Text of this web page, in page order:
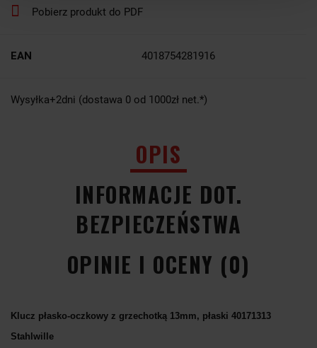
Pobierz produkt do PDF
EAN 4018754281916
Wysyłka+2dni (dostawa 0 od 1000zł net.*)
OPIS
INFORMACJE DOT.
BEZPIECZEŃSTWA
OPINIE I OCENY (0)
Klucz płasko-oczkowy z grzechotką 13mm, płaski 40171313
Stahlwille